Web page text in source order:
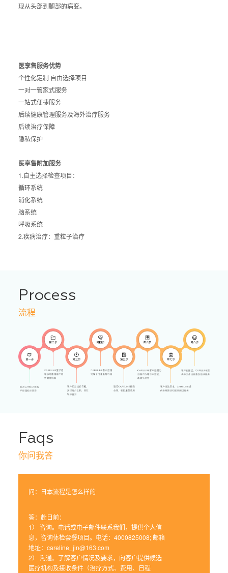
现从头部到腿部的病变。
医享售服务优势
个性化定制 自由选择项目
一对一管家式服务
一站式便捷服务
后续健康管理服务及海外治疗服务
后续治疗保障
隐私保护
医享售附加服务
1.自主选择检查项目：
循环系统
消化系统
脑系统
呼吸系统
2.疾病治疗：重粒子治疗
Process
流程
Faqs
你问我答
问：日本流程是怎么样的
答：赴日前：
1）
咨询。电话或电子邮件联系我们，提供个人信
息，咨询体检套餐项目。电话：4000825008; 邮箱
地址：careline_jin@163.com
2）
沟通。了解客户情况及要求，向客户提供候选
医疗机构及接收条件（治疗方式、费用、日程